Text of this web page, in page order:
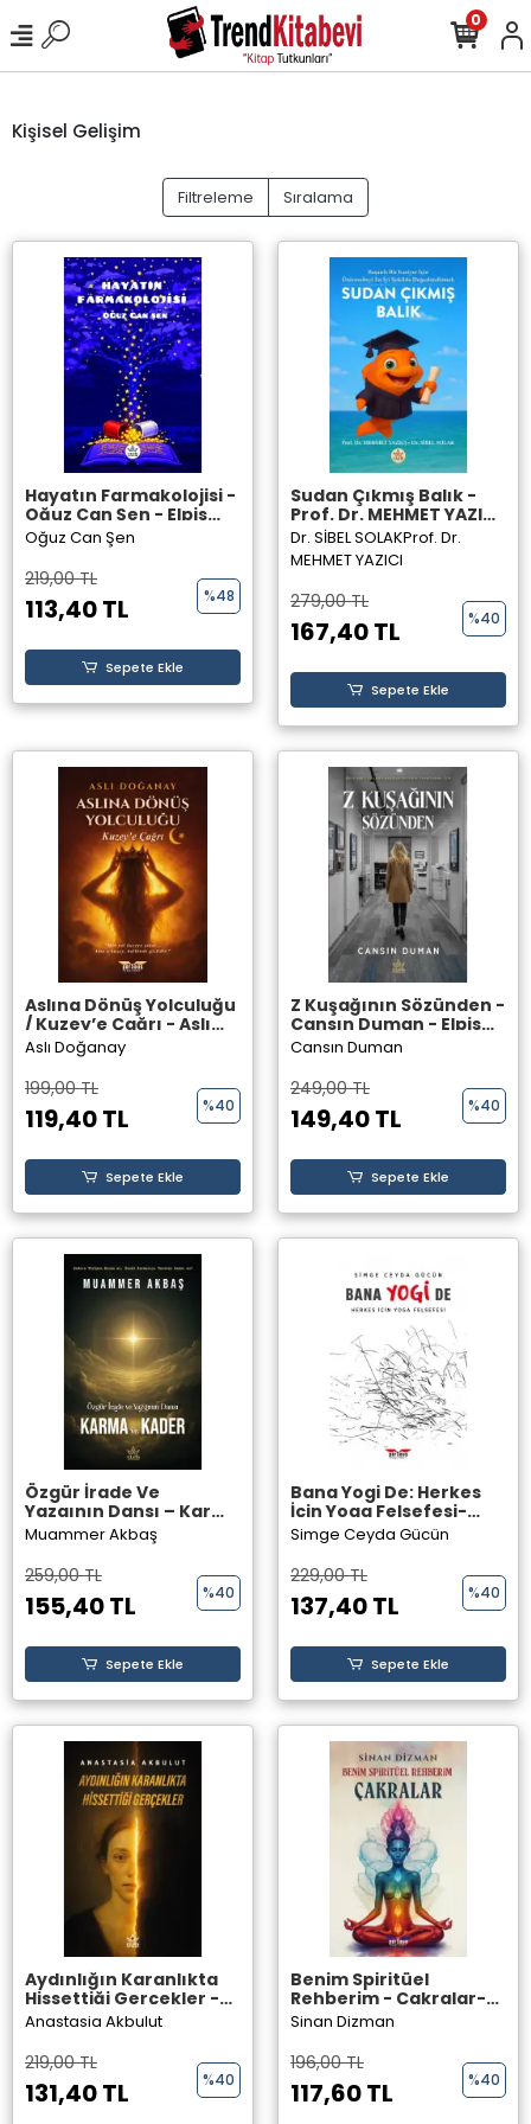
0
Kişisel Gelişim
Filtreleme Sıralama
Hayatın Farmakolojisi -
Oğuz Can Şen - Elpis
Yayınevi
Oğuz Can Şen
219,00 TL
113,40 TL %48
Sepete Ekle
Sudan Çıkmış Balık -
Prof. Dr. MEHMET YAZICI
– Dr. SİBEL SOLAK
Dr. SİBEL SOLAKProf. Dr.
MEHMET YAZICI
279,00 TL
167,40 TL %40
Sepete Ekle
Aslına Dönüş Yolculuğu
/ Kuzey’e Çağrı - Aslı
Doğanay
Aslı Doğanay
199,00 TL
119,40 TL %40
Sepete Ekle
Z Kuşağının Sözünden -
Cansın Duman - Elpis
Yayınları
Cansın Duman
249,00 TL
149,40 TL %40
Sepete Ekle
Özgür İrade Ve
Yazgının Dansı – Karma
Ve Kader - Muammer
Muammer Akbaş
259,00 TL
155,40 TL %40
Sepete Ekle
Bana Yogi De: Herkes
İçin Yoga Felsefesi-
Simge Ceyda Gücün -
Perseus Yayınevi
Simge Ceyda Gücün
229,00 TL
137,40 TL %40
Sepete Ekle
Aydınlığın Karanlıkta
Hissettiği Gerçekler -
Anastasia Akbulut -
Anastasia Akbulut
219,00 TL
131,40 TL %40
Benim Spiritüel
Rehberim - Çakralar-
Sinan Dizman - Perseus
Sinan Dizman
196,00 TL
117,60 TL %40